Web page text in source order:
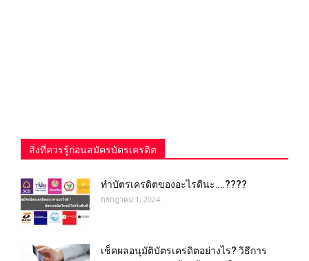
สิ่งที่ควรรู้ก่อนสมัครบัตรเครดิต
ทําบัตรเครดิตของอะไรดีนะ….????
กรกฎาคม 1, 2024
เช็คผลอนุมัติบัตรเครดิตอย่างไร? วิธีการ